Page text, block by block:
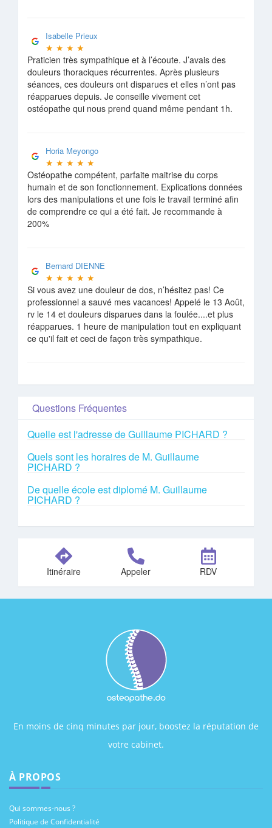
Isabelle Prieux
★ ★ ★ ★
Praticien très sympathique et à l’écoute. J’avais des
douleurs thoraciques récurrentes. Après plusieurs
séances, ces douleurs ont disparues et elles n’ont pas
réapparues depuis. Je conseille vivement cet
ostéopathe qui nous prend quand même pendant 1h.
Horia Meyongo
★ ★ ★ ★ ★
Ostéopathe compétent, parfaite maitrise du corps
humain et de son fonctionnement. Explications données
lors des manipulations et une fois le travail terminé afin
de comprendre ce qui a été fait. Je recommande à
200%
Bernard DIENNE
★ ★ ★ ★ ★
Si vous avez une douleur de dos, n’hésitez pas! Ce
professionnel a sauvé mes vacances! Appelé le 13 Août,
rv le 14 et douleurs disparues dans la foulée....et plus
réapparues. 1 heure de manipulation tout en expliquant
ce qu'il fait et ceci de façon très sympathique.
Questions Fréquentes
Quelle est l'adresse de Guillaume PICHARD ?
Quels sont les horaires de M. Guillaume
PICHARD ?
De quelle école est diplomé M. Guillaume
PICHARD ?
Itinéraire Appeler RDV
En moins de cinq minutes par jour, boostez la réputation de
votre cabinet.
À PROPOS
Qui sommes-nous ?
Politique de Confidentialité